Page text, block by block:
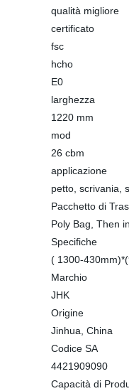
qualità migliore
certificato
fsc
hcho
E0
larghezza
1220 mm
mod
26 cbm
applicazione
petto, scrivania,
Pacchetto di
Poly Bag, Then
Specifiche
( 1300-
Marchio
JHK
Origine
Jinhua, China
Codice SA
4421909090
Capacità di